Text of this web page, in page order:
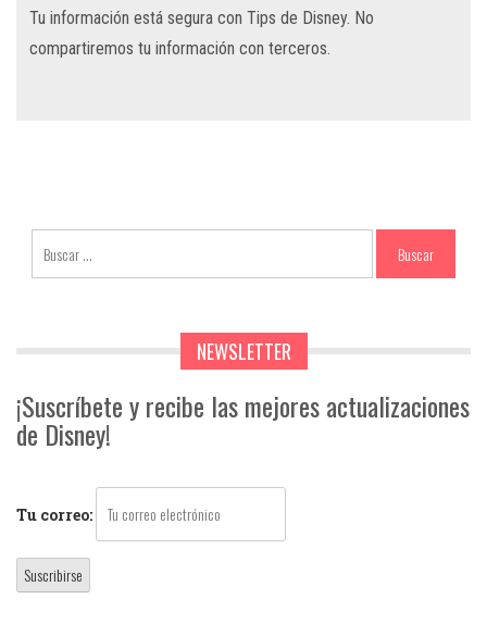
Tu información está segura con Tips de Disney. No
compartiremos tu información con terceros.
NEWSLETTER
¡Suscríbete y recibe las mejores actualizaciones
de Disney!
Tu correo: